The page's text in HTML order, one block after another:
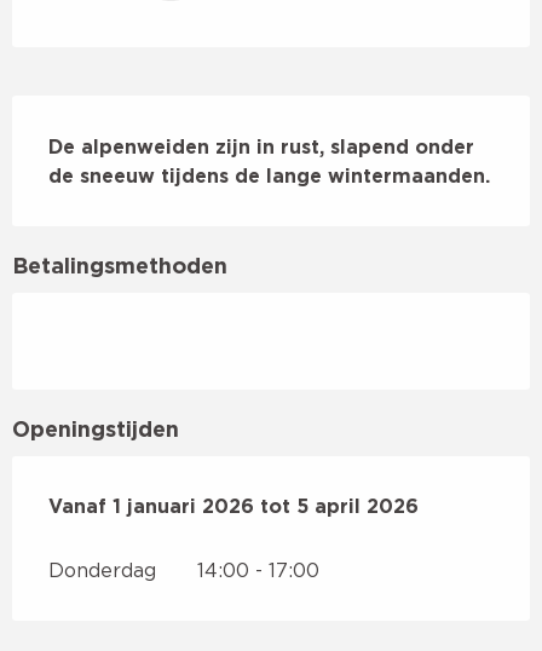
De alpenweiden zijn in rust, slapend onder
de sneeuw tijdens de lange wintermaanden.
Betalingsmethoden
Openingstijden
Vanaf 1 januari 2026 tot 5 april 2026
Vanaf 1 januari 2026 tot 5 april 2026
Donderdag 14:00 - 17:00